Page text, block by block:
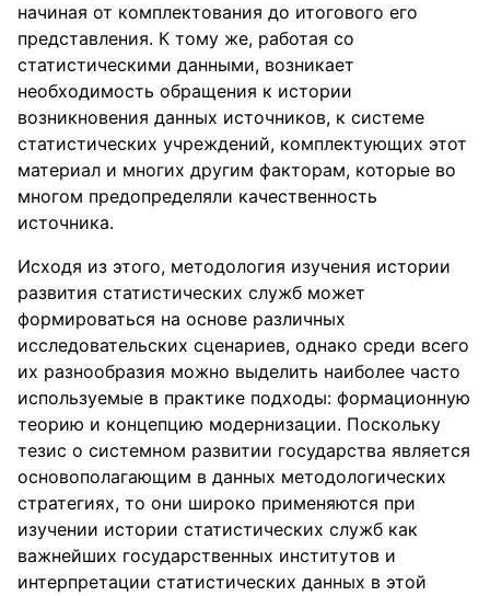
начиная от комплектования до итогового его
представления. К тому же, работая со
статистическими данными, возникает
необходимость обращения к истории
возникновения данных источников, к системе
статистических учреждений, комплектующих этот
материал и многих другим факторам, которые во
многом предопределяли качественность
источника.
Исходя из этого, методология изучения истории
развития статистических служб может
формироваться на основе различных
исследовательских сценариев, однако среди всего
их разнообразия можно выделить наиболее часто
используемые в практике подходы: формационную
теорию и концепцию модернизации. Поскольку
тезис о системном развитии государства является
основополагающим в данных методологических
стратегиях, то они широко применяются при
изучении истории статистических служб как
важнейших государственных институтов и
интерпретации статистических данных в этой